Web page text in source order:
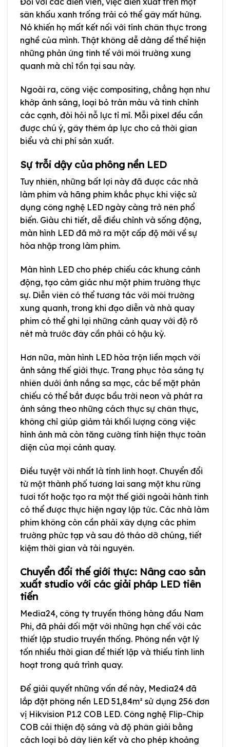
sân khấu xanh trống trải có thể gây mất hứng.
Nó khiến họ mất kết nối với tính chân thực trong
nghề của mình. Thật không dễ dàng để thể hiện
những phản ứng tinh tế với môi trường xung
quanh mà chỉ tồn tại sau này.
Ngoài ra, công việc compositing, chẳng hạn như
khớp ánh sáng, loại bỏ tràn màu và tinh chỉnh
các cạnh, đòi hỏi nỗ lực tỉ mỉ. Mỗi pixel đều cần
được chú ý, gây thêm áp lực cho cả thời gian
biểu và chi phí sản xuất.
Sự trỗi dậy của phông nền LED
Tuy nhiên, những bất lợi này đã được các nhà
làm phim và hãng phim khắc phục khi việc sử
dụng công nghệ LED ngày càng trở nên phổ
biến. Giàu chi tiết, dễ điều chỉnh và sống động,
màn hình LED đã mở ra một cấp độ mới về sự
hòa nhập trong làm phim.
Màn hình LED cho phép chiếu các khung cảnh
động, tạo cảm giác như một phim trường thực
sự. Diễn viên có thể tương tác với môi trường
xung quanh, trong khi đạo diễn và nhà quay
phim có thể ghi lại những cảnh quay với độ rõ
nét mà trước đây cần phải có hậu kỳ.
Hơn nữa, màn hình LED hòa trộn liền mạch với
ánh sáng thế giới thực. Trang phục tỏa sáng tự
nhiên dưới ánh nắng sa mạc, các bề mặt phản
chiếu có thể bắt được bầu trời neon và phát ra
ánh sáng theo những cách thực sự chân thực,
không chỉ giúp giảm tải khối lượng công việc
hình ảnh mà còn tăng cường tính hiện thực toàn
diện của mọi cảnh quay.
Điều tuyệt vời nhất là tính linh hoạt. Chuyển đổi
từ một thành phố tương lai sang một khu rừng
tươi tốt hoặc tạo ra một thế giới ngoài hành tinh
có thể được thực hiện ngay lập tức. Các nhà làm
phim không còn cần phải xây dựng các phim
trường phức tạp và sau đó tháo dỡ chúng, tiết
kiệm thời gian và tài nguyên.
Chuyển đổi thế giới thực: Nâng cao sản
xuất studio với các giải pháp LED tiên
tiến
Media24, công ty truyền thông hàng đầu Nam
Phi, đã phải đối mặt với những hạn chế với các
thiết lập studio truyền thống. Phông nền vật lý
tốn nhiều thời gian để thiết lập và thiếu tính linh
hoạt trong quá trình quay.
Để giải quyết những vấn đề này, Media24 đã
lắp đặt phông nền LED 51,84m² sử dụng 256 đơn
vị Hikvision P1.2 COB LED. Công nghệ Flip-Chip
COB cải thiện độ sáng và độ phân giải bằng
cách loại bỏ dây liên kết và cho phép khoảng